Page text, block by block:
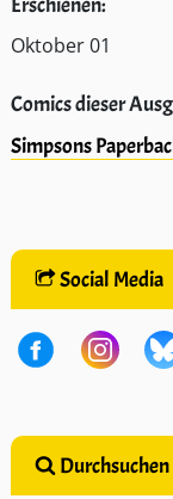
Oktober 01
Comics dieser
Simpsons
Social Media
Durchsuchen